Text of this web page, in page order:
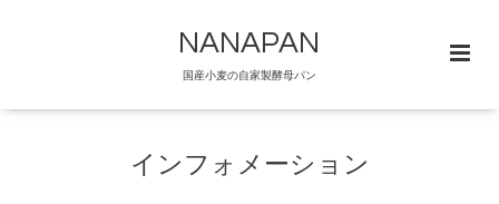
NANAPAN
国産小麦の自家製酵母パン
インフォメーション